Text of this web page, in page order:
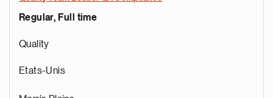
Regular, Full time
Quality
Etats-Unis